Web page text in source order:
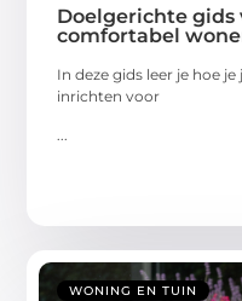
Doelgerichte gids
comfortabel
In deze gids leer je hoe
inrichten voor
...
WONING EN TUIN